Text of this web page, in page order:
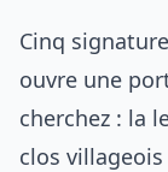
Cinq
ouvre une
cherchez : la
clos